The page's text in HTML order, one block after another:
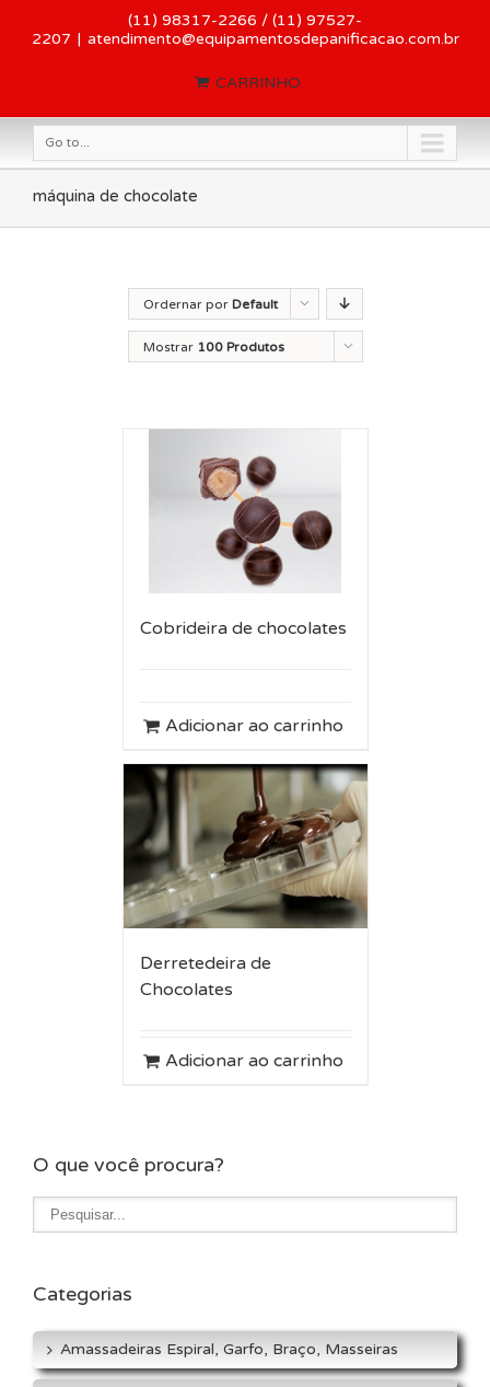
(11) 98317-2266 / (11) 97527-
2207 | atendimento@equipamentosdepanificacao.com.br
CARRINHO
Go to...
máquina de chocolate
Ordernar por Default
Order
Mostrar 100 Produtos
Cobrideira de chocolates
Adicionar ao carrinho
Derretedeira de
Chocolates
Adicionar ao carrinho
O que você procura?
Categorias
Amassadeiras Espiral, Garfo, Braço, Masseiras